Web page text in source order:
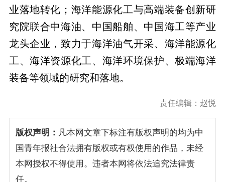
业落地转化；海洋能源化工与高端装备创新研
究院联合中海油、中国船舶、中国海工等产业
龙头企业，致力于海洋油气开采、海洋能源化
工、海洋资源化工、海洋环境保护、极端海洋
装备等领域的研究和落地。
责任编辑：赵悦
版权声明： 凡本网文章下标注有版权声明的均为中
国青年报社合法拥有版权或有权使用的作品，未经
本网授权不得使用。违者本网将依法追究法律责
任。